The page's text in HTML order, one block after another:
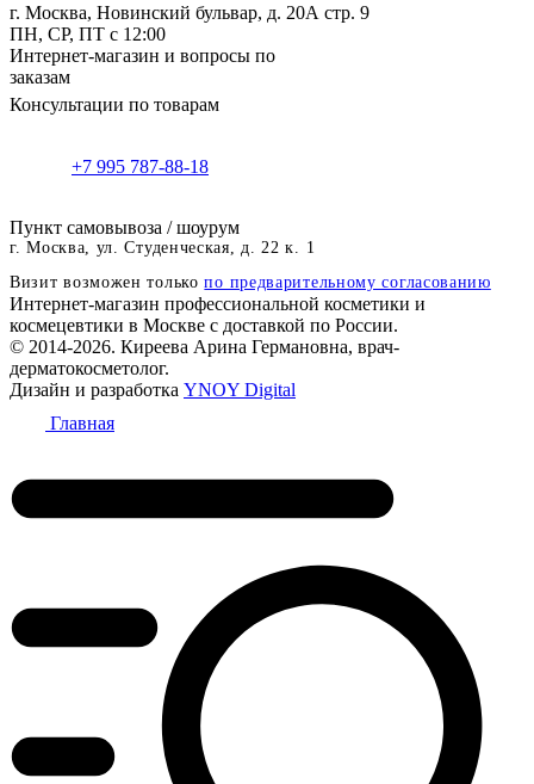
г. Москва, Новинский бульвар, д. 20А стр. 9
ПН, СР, ПТ с 12:00
Интернет-магазин и вопросы по
заказам
Консультации по товарам
+7 995 787-88-18
Пункт самовывоза / шоурум
г. Москва, ул. Студенческая, д. 22 к. 1
Визит возможен толькопо предварительному согласованию
Интернет-магазин профессиональной косметики и
космецевтики в Москве с доставкой по России.
© 2014-2026. Киреева Арина Германовна, врач-
дерматокосметолог.
Дизайн и разработка YNOY Digital
Главная